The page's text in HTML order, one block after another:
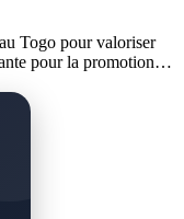
Togo pour valoriser
pour la promotion…